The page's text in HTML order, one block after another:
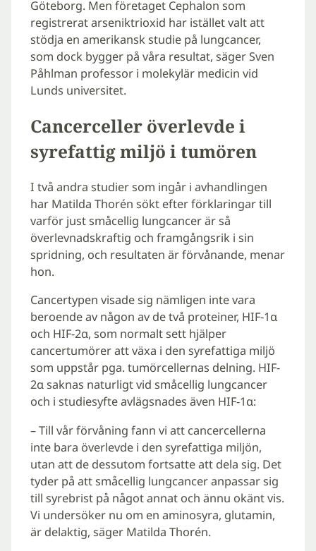
Göteborg. Men företaget Cephalon som
registrerat arseniktrioxid har istället valt att
stödja en amerikansk studie på lungcancer,
som dock bygger på våra resultat, säger Sven
Påhlman professor i molekylär medicin vid
Lunds universitet.
Cancerceller överlevde i
syrefattig miljö i tumören
I två andra studier som ingår i avhandlingen
har Matilda Thorén sökt efter förklaringar till
varför just småcellig lungcancer är så
överlevnadskraftig och framgångsrik i sin
spridning, och resultaten är förvånande, menar
hon.
Cancertypen visade sig nämligen inte vara
beroende av någon av de två proteiner, HIF-1α
och HIF-2α, som normalt sett hjälper
cancertumörer att växa i den syrefattiga miljö
som uppstår pga. tumörcellernas delning. HIF-
2α saknas naturligt vid småcellig lungcancer
och i studiesyfte avlägsnades även HIF-1α:
– Till vår förvåning fann vi att cancercellerna
inte bara överlevde i den syrefattiga miljön,
utan att de dessutom fortsatte att dela sig. Det
tyder på att småcellig lungcancer anpassar sig
till syrebrist på något annat och ännu okänt vis.
Vi undersöker nu om en aminosyra, glutamin,
är delaktig, säger Matilda Thorén.